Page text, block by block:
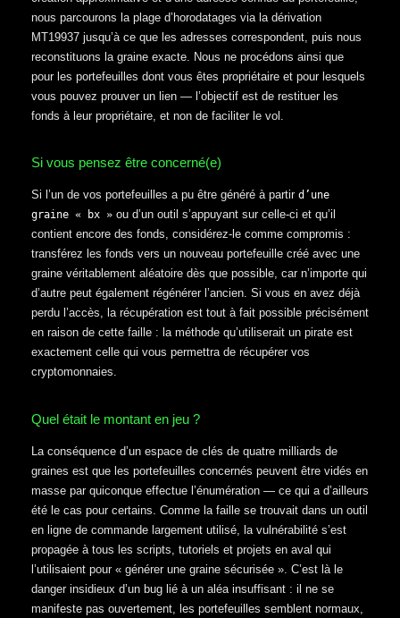
nous parcourons la plage d’horodatages via la dérivation
MT19937 jusqu’à ce que les adresses correspondent, puis nous
reconstituons la graine exacte. Nous ne procédons ainsi que
pour les portefeuilles dont vous êtes propriétaire et pour lesquels
vous pouvez prouver un lien — l’objectif est de restituer les
fonds à leur propriétaire, et non de faciliter le vol.
Si vous pensez être concerné(e)
Si l’un de vos portefeuilles a pu être généré à partir d’une
graine « bx » ou d’un outil s’appuyant sur celle-ci et qu’il
contient encore des fonds, considérez-le comme compromis :
transférez les fonds vers un nouveau portefeuille créé avec une
graine véritablement aléatoire dès que possible, car n’importe qui
d’autre peut également régénérer l’ancien. Si vous en avez déjà
perdu l’accès, la récupération est tout à fait possible précisément
en raison de cette faille : la méthode qu’utiliserait un pirate est
exactement celle qui vous permettra de récupérer vos
cryptomonnaies.
Quel était le montant en jeu ?
La conséquence d’un espace de clés de quatre milliards de
graines est que les portefeuilles concernés peuvent être vidés en
masse par quiconque effectue l’énumération — ce qui a d’ailleurs
été le cas pour certains. Comme la faille se trouvait dans un outil
en ligne de commande largement utilisé, la vulnérabilité s’est
propagée à tous les scripts, tutoriels et projets en aval qui
l’utilisaient pour « générer une graine sécurisée ». C’est là le
danger insidieux d’un bug lié à un aléa insuffisant : il ne se
manifeste pas ouvertement, les portefeuilles semblent normaux,